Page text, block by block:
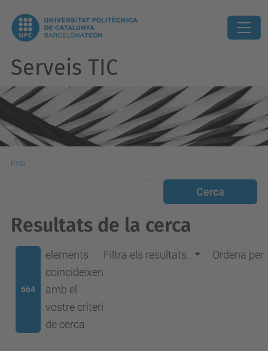
Serveis TIC
Inici
Resultats de la cerca
664
elements
coincideixen
amb el
vostre criteri
de cerca
Filtra els resultats. Ordena per